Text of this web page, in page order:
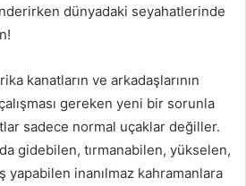
dünyadaki seyahatlerinde
kanatların ve arkadaşlarının
gereken yeni bir sorunla
sadece normal uçaklar değiller.
gidebilen, tırmanabilen, yükselen,
yapabilen inanılmaz kahramanlara